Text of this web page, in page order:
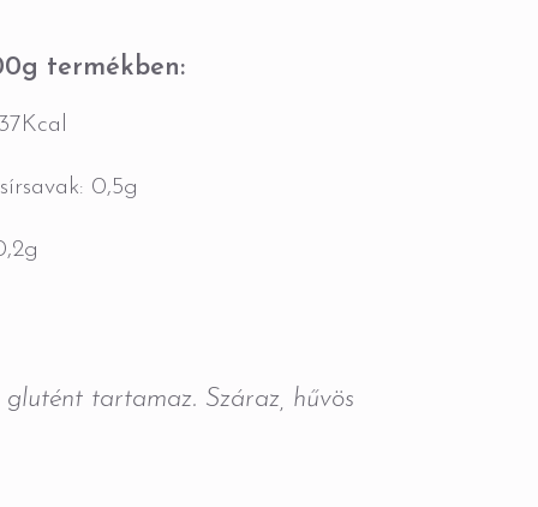
termékben:
0,5g
tartamaz. Száraz, hűvös